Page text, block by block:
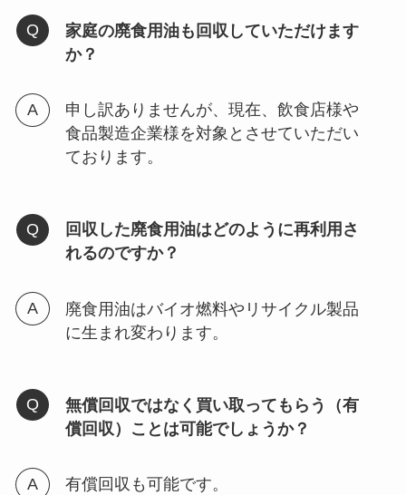
家庭の廃食用油も回収していただけます
か？
申し訳ありませんが、現在、飲食店様や
食品製造企業様を対象とさせていただい
ております。
回収した廃食用油はどのように再利用さ
れるのですか？
廃食用油はバイオ燃料やリサイクル製品
に生まれ変わります。
無償回収ではなく買い取ってもらう（有
償回収）ことは可能でしょうか？
有償回収も可能です。